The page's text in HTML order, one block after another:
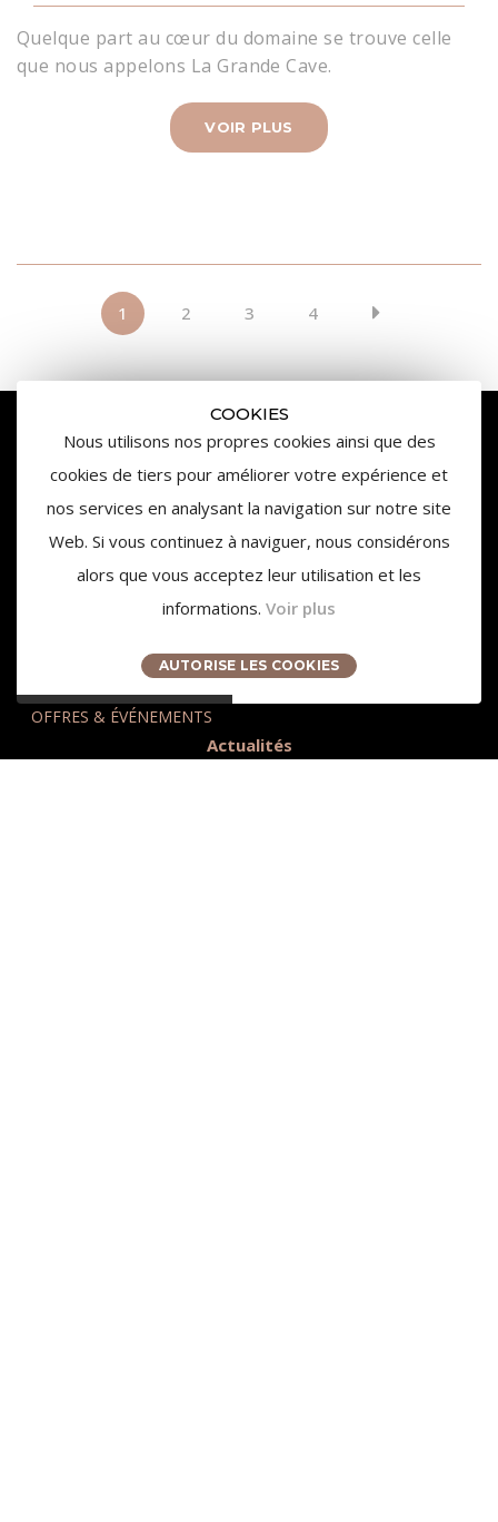
OFFRES & ÉVÉNEMENTS
Quelque part au cœur du domaine se trouve celle
que nous appelons La Grande Cave.
VOIR PLUS
1 2 3 4
COOKIES
Nous utilisons nos propres cookies ainsi que des
cookies de tiers pour améliorer votre expérience et
nos services en analysant la navigation sur notre site
Web. Si vous continuez à naviguer, nous considérons
alors que vous acceptez leur utilisation et les
informations. Voir plus
AUTORISE LES COOKIES
3959 Route des Pinchinats
contact@chateaudelagaude.com
+33 (0)4 84 930 930
Actualités